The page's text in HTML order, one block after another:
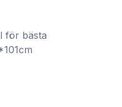
för bästa